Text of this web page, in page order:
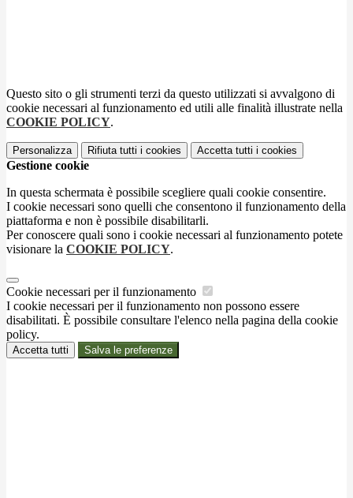
Questo sito o gli strumenti terzi da questo utilizzati si avvalgono di
cookie necessari al funzionamento ed utili alle finalità illustrate nella
COOKIE POLICY.
Personalizza Rifiuta tutti i cookies Accetta tutti i cookies
Gestione cookie
In questa schermata è possibile scegliere quali cookie consentire.
I cookie necessari sono quelli che consentono il funzionamento della
piattaforma e non è possibile disabilitarli.
Per conoscere quali sono i cookie necessari al funzionamento potete
visionare la COOKIE POLICY.
Cookie necessari per il funzionamento
I cookie necessari per il funzionamento non possono essere
disabilitati. È possibile consultare l'elenco nella pagina della cookie
policy.
Accetta tutti Salva le preferenze